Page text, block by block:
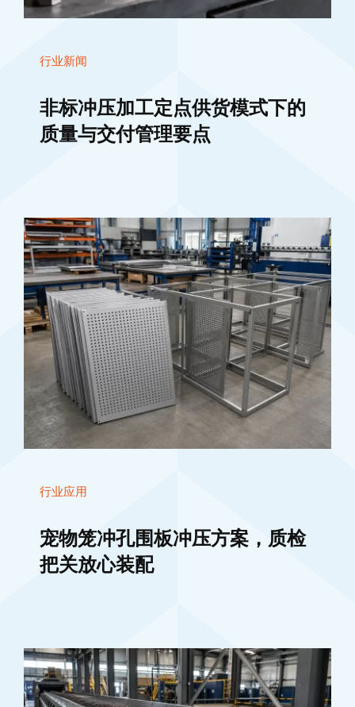
行业新闻
非标冲压加工定点供货模式下的
质量与交付管理要点
行业应用
宠物笼冲孔围板冲压方案，质检
把关放心装配